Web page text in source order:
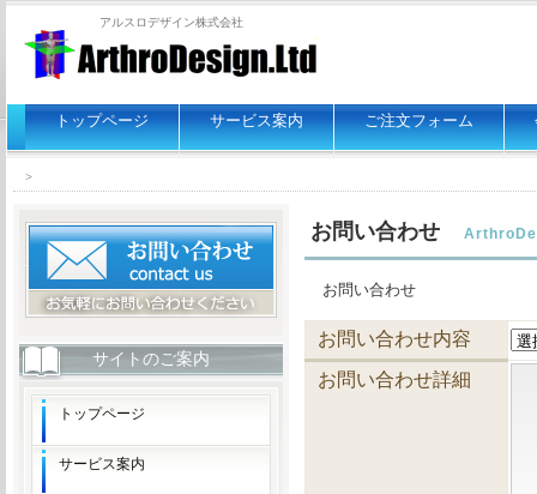
アルスロデザイン株式会社
トップページ サービス案内 ご注文フォーム
>
お問い合わせ
お問い合わせ
お問い合わせ内容
お問い合わせ詳細
サイトのご案内
トップページ
サービス案内